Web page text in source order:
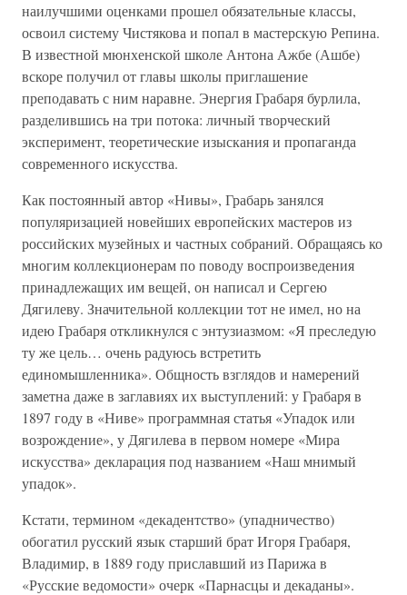
наилучшими оценками прошел обязательные классы,
освоил систему Чистякова и попал в мастерскую Репина.
В известной мюнхенской школе Антона Ажбе (Ашбе)
вскоре получил от главы школы приглашение
преподавать с ним наравне. Энергия Грабаря бурлила,
разделившись на три потока: личный творческий
эксперимент, теоретические изыскания и пропаганда
современного искусства.
Как постоянный автор «Нивы», Грабарь занялся
популяризацией новейших европейских мастеров из
российских музейных и частных собраний. Обращаясь ко
многим коллекционерам по поводу воспроизведения
принадлежащих им вещей, он написал и Сергею
Дягилеву. Значительной коллекции тот не имел, но на
идею Грабаря откликнулся с энтузиазмом: «Я преследую
ту же цель… очень радуюсь встретить
единомышленника». Общность взглядов и намерений
заметна даже в заглавиях их выступлений: у Грабаря в
1897 году в «Ниве» программная статья «Упадок или
возрождение», у Дягилева в первом номере «Мира
искусства» декларация под названием «Наш мнимый
упадок».
Кстати, термином «декадентство» (упадничество)
обогатил русский язык старший брат Игоря Грабаря,
Владимир, в 1889 году приславший из Парижа в
«Русские ведомости» очерк «Парнасцы и декаданы».